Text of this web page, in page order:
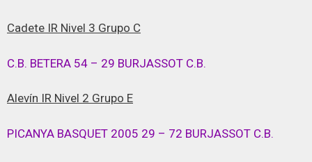
Cadete IR Nivel 3 Grupo C
C.B. BETERA 54 – 29 BURJASSOT C.B.
Alevín IR Nivel 2 Grupo E
PICANYA BASQUET 2005 29 – 72 BURJASSOT C.B.